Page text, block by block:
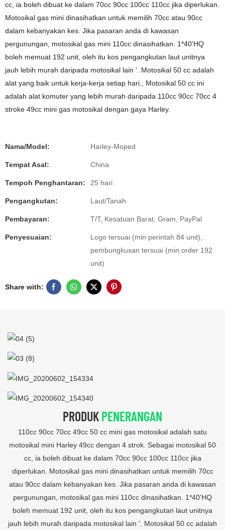
cc, ia boleh dibuat ke dalam 70cc 90cc 100cc 110cc jika diperlukan.
Motosikal gas mini dinasihatkan untuk memilih 70cc atau 90cc
dalam kebanyakan kes. Jika pasaran anda di kawasan
pergunungan, motosikal gas mini 110cc dinasihatkan. 1*40'HQ
boleh memuat 192 unit, oleh itu kos pengangkutan laut unitnya
jauh lebih murah daripada motosikal lain '. Motosikal 50 cc adalah
alat yang baik untuk kerja-kerja setiap hari., Motosikal 50 cc ini
adalah alat komuter yang lebih murah daripada 110cc 90cc 70cc 4
stroke 49cc mini gas motosikal dengan gaya Harley.
Nama/Model: Harley-Moped
Tempat Asal: China
Tempoh Penghantaran: 25 hari
Pengangkutan: Laut/Tanah
Pembayaran: T/T, Kesatuan Barat, Gram, PayPal
Penyesuaian:
Logo tersuai (min perintah 84 unit),
pembungkusan tersuai (min.order 192
unit)
Share with:
PRODUKPENERANGAN
110cc 90cc 70cc 49cc 50 cc mini gas motosikal adalah satu
motosikal mini Harley 49cc dengan 4 strok. Sebagai motosikal 50
cc, ia boleh dibuat ke dalam 70cc 90cc 100cc 110cc jika
diperlukan. Motosikal gas mini dinasihatkan untuk memilih 70cc
atau 90cc dalam kebanyakan kes. Jika pasaran anda di kawasan
pergunungan, motosikal gas mini 110cc dinasihatkan. 1*40'HQ
boleh memuat 192 unit, oleh itu kos pengangkutan laut unitnya
jauh lebih murah daripada motosikal lain '. Motosikal 50 cc adalah